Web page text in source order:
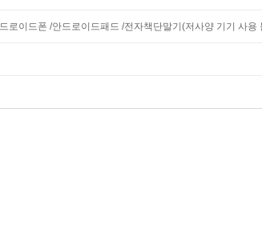
로이드폰 /안드로이드패드 /전자책단말기(저사양 기기 사용